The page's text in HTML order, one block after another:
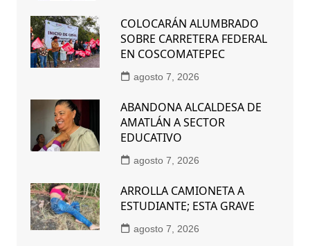
COLOCARÁN ALUMBRADO
SOBRE CARRETERA FEDERAL
EN COSCOMATEPEC
agosto 7, 2026
ABANDONA ALCALDESA DE
AMATLÁN A SECTOR
EDUCATIVO
agosto 7, 2026
ARROLLA CAMIONETA A
ESTUDIANTE; ESTA GRAVE
agosto 7, 2026